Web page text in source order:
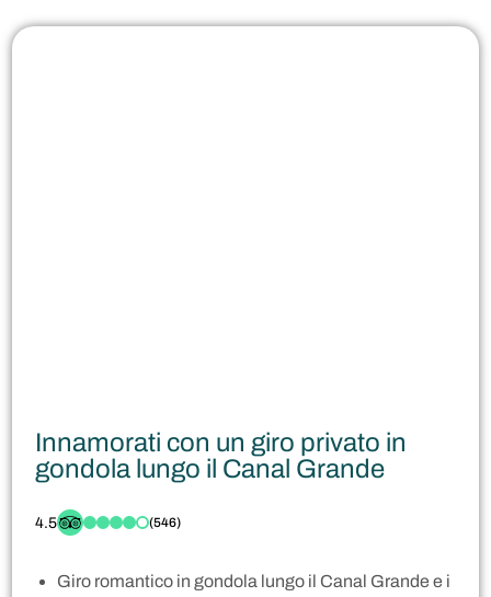
Innamorati con un giro privato in
gondola lungo il Canal Grande
4.5 (546)
Giro romantico in gondola lungo il Canal Grande e i